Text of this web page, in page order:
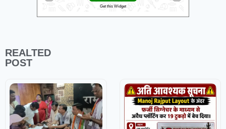
Get this Widget
REALTED
POST